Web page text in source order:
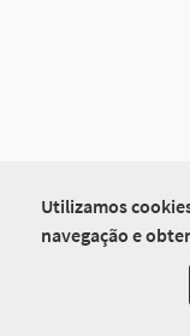
Utilizamos
navegação e